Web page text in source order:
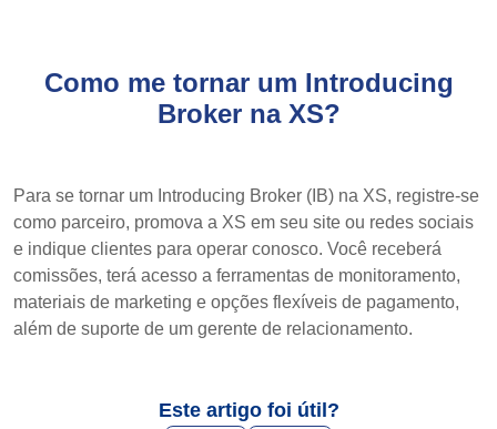
Como me tornar um Introducing
Broker na XS?
Para se tornar um Introducing Broker (IB) na XS, registre-se
como parceiro, promova a XS em seu site ou redes sociais
e indique clientes para operar conosco. Você receberá
comissões, terá acesso a ferramentas de monitoramento,
materiais de marketing e opções flexíveis de pagamento,
além de suporte de um gerente de relacionamento.
Este artigo foi útil?